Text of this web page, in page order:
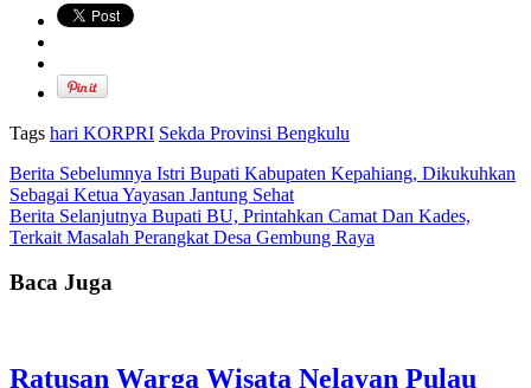
Tags hari KORPRI Sekda Provinsi Bengkulu
Berita Sebelumnya Istri Bupati Kabupaten Kepahiang, Dikukuhkan
Sebagai Ketua Yayasan Jantung Sehat
Berita Selanjutnya Bupati BU, Printahkan Camat Dan Kades,
Terkait Masalah Perangkat Desa Gembung Raya
Baca Juga
Ratusan Warga Wisata Nelayan Pulau